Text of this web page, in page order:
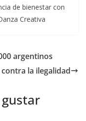
de bienestar con
Creativa
argentinos
contra la ilegalidad